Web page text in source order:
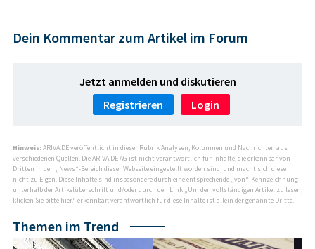
Dein Kommentar zum Artikel im Forum
Jetzt anmelden und diskutieren
Registrieren
Login
Hinweis:ARIVA.DE veröffentlicht in dieser Rubrik Analysen, Kolumnen und Nachrichten aus
verschiedenen Quellen. Die ARIVA.DE AG ist nicht verantwortlich für Inhalte, die erkennbar von
Dritten in den „News“-Bereich dieser Webseite eingestellt worden sind, und macht sich diese
nicht zu Eigen. Diese Inhalte sind insbesondere durch eine entsprechende „von“-Kennzeichnung
unterhalb der Artikelüberschrift und/oder durch den Link „Um den vollständigen Artikel zu lesen,
klicken Sie bitte hier.“ erkennbar; verantwortlich für diese Inhalte ist allein der genannte Dritte.
Themen im Trend